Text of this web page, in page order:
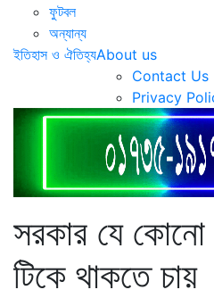
ফুটবল
অন্যান্য
ইতিহাস ও ঐতিহ্যAbout us
Contact Us
Privacy
সরকার যে কোনো
টিকে থাকতে চায়